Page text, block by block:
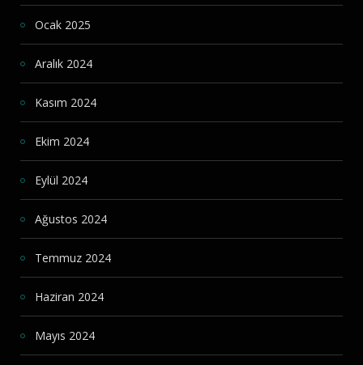
Ocak 2025
Aralık 2024
Kasım 2024
Ekim 2024
Eylül 2024
Ağustos 2024
Temmuz 2024
Haziran 2024
Mayıs 2024